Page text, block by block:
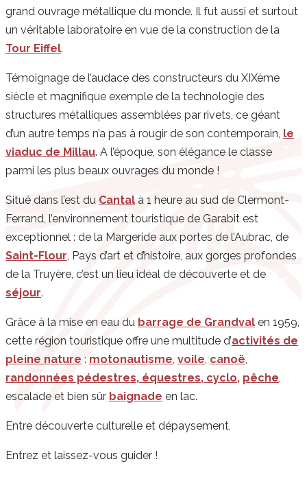
grand ouvrage métallique du monde. Il fut aussi et surtout
un véritable laboratoire en vue de la construction de la
Tour Eiffel.
Témoignage de l’audace des constructeurs du XIXème
siècle et magnifique exemple de la technologie des
structures métalliques assemblées par rivets, ce géant
d’un autre temps n’a pas à rougir de son contemporain, le
viaduc de Millau. A l’époque, son élégance le classe
parmi les plus beaux ouvrages du monde !
Situé dans l’est du Cantal à 1 heure au sud de Clermont-
Ferrand, l’environnement touristique de Garabit est
exceptionnel : de la Margeride aux portes de l’Aubrac, de
Saint-Flour , Pays d’art et d’histoire, aux gorges profondes
de la Truyère, c’est un lieu idéal de découverte et de
séjour.
Grâce à la mise en eau du barrage de Grandval en 1959,
cette région touristique offre une multitude d’activités de
pleine nature : motonautisme voile canoë
randonnées pédestres, équestres, cyclo, pêche
escalade et bien sûr baignade en lac.
Entre découverte culturelle et dépaysement,
Entrez et laissez-vous guider !